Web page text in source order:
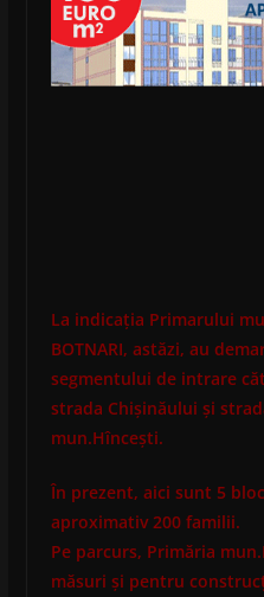
La indicația Primarului
BOTNARI, astăzi, au
segmentului de intrare
strada Chișinăului și
mun.Hîncești.
În prezent, aici sunt 5
aproximativ 200 familii.
Pe parcurs, Primăria
măsuri și pentru